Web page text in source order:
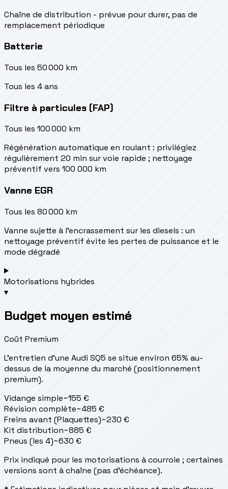
Chaîne de distribution - prévue pour durer, pas de
remplacement périodique
Batterie
Tous les 50 000 km
Tous les 4 ans
Filtre à particules (FAP)
Tous les 100 000 km
Régénération automatique en roulant : privilégiez
régulièrement 20 min sur voie rapide ; nettoyage
préventif vers 100 000 km
Vanne EGR
Tous les 80 000 km
Vanne sujette à l'encrassement sur les diesels : un
nettoyage préventif évite les pertes de puissance et le
mode dégradé
Motorisations hybrides
▾
Budget moyen estimé
Coût Premium
L'entretien d'une Audi SQ5 se situe environ 65% au-
dessus de la moyenne du marché (positionnement
premium).
Vidange simple~155 €
Révision complète~485 €
Freins avant (Plaquettes)~230 €
Kit distribution~885 €
Pneus (les 4)~630 €
Prix indiqué pour les motorisations à courroie ; certaines
versions sont à chaîne (pas d'échéance).